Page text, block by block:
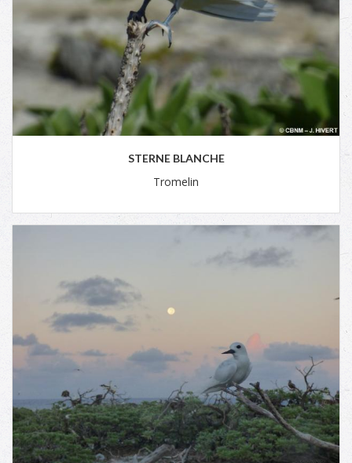
STERNE BLANCHE
Tromelin